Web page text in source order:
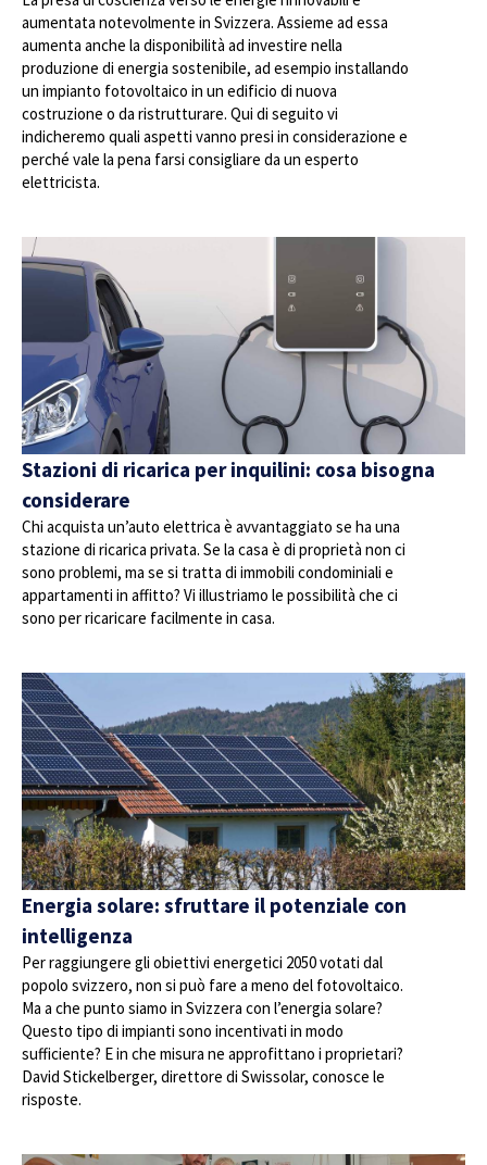
aumentata notevolmente in Svizzera. Assieme ad essa
aumenta anche la disponibilità ad investire nella
produzione di energia sostenibile, ad esempio installando
un impianto fotovoltaico in un edificio di nuova
costruzione o da ristrutturare. Qui di seguito vi
indicheremo quali aspetti vanno presi in considerazione e
perché vale la pena farsi consigliare da un esperto
elettricista.
Stazioni di ricarica per inquilini: cosa bisogna
considerare
Chi acquista un’auto elettrica è avvantaggiato se ha una
stazione di ricarica privata. Se la casa è di proprietà non ci
sono problemi, ma se si tratta di immobili condominiali e
appartamenti in affitto? Vi illustriamo le possibilità che ci
sono per ricaricare facilmente in casa.
Energia solare: sfruttare il potenziale con
intelligenza
Per raggiungere gli obiettivi energetici 2050 votati dal
popolo svizzero, non si può fare a meno del fotovoltaico.
Ma a che punto siamo in Svizzera con l’energia solare?
Questo tipo di impianti sono incentivati in modo
sufficiente? E in che misura ne approfittano i proprietari?
David Stickelberger, direttore di Swissolar, conosce le
risposte.